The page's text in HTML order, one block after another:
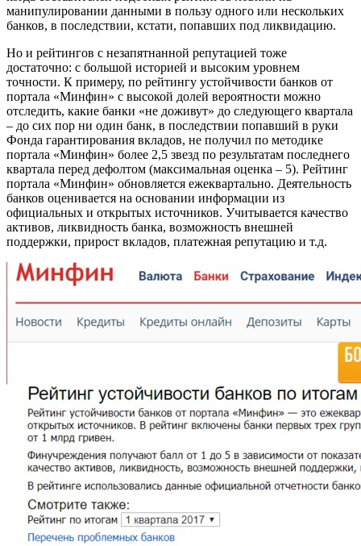
манипулировании данными в пользу одного или нескольких
банков, в последствии, кстати, попавших под ликвидацию.
Но и рейтингов с незапятнанной репутацией тоже
достаточно: с большой историей и высоким уровнем
точности. К примеру, по рейтингу устойчивости банков от
портала «Минфин» с высокой долей вероятности можно
отследить, какие банки «не доживут» до следующего квартала
– до сих пор ни один банк, в последствии попавший в руки
Фонда гарантирования вкладов, не получил по методике
портала «Минфин» более 2,5 звезд по результатам последнего
квартала перед дефолтом (максимальная оценка – 5). Рейтинг
портала «Минфин» обновляется ежеквартально. Деятельность
банков оценивается на основании информации из
официальных и открытых источников. Учитывается качество
активов, ликвидность банка, возможность внешней
поддержки, прирост вкладов, платежная репутацию и т.д.